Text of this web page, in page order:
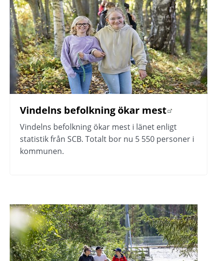
Vindelns befolkning ökar mest
Länk till annan webbplats.
Vindelns befolkning ökar mest i länet enligt
statistik från SCB. Totalt bor nu 5 550 personer i
kommunen.